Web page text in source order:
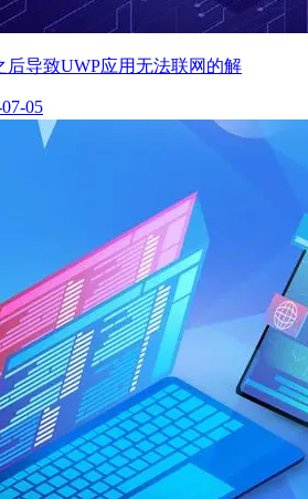
后导致UWP应用无法联网的解
05